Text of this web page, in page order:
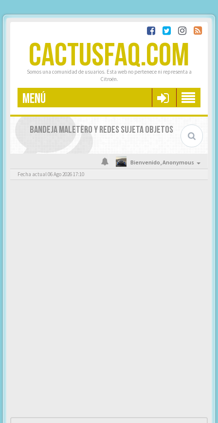
CACTUSFAQ.COM
Somos una comunidad de usuarios. Esta web no pertenece ni representa a
Citroën.
MENÚ
BANDEJA MALETERO Y REDES SUJETA OBJETOS
Bienvenido,Anonymous
Fecha actual 06 Ago 2026 17:10